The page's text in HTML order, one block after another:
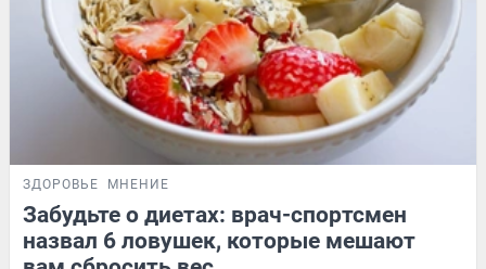
ЗДОРОВЬЕ МНЕНИЕ
Забудьте о диетах: врач-спортсмен
назвал 6 ловушек, которые мешают